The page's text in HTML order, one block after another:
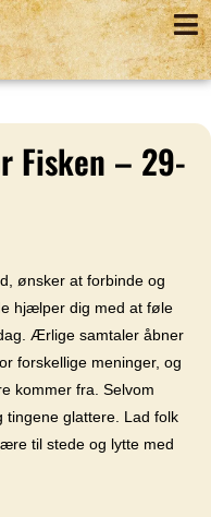
Fisken – 29-
ønsker at forbinde og
hjælper dig med at føle
Ærlige samtaler åbner
forskellige meninger, og
kommer fra. Selvom
glattere. Lad folk
til stede og lytte med